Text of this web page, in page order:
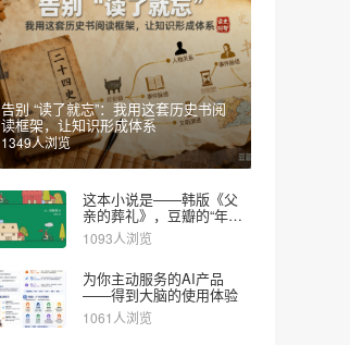
告别 “读了就忘”：我用这套历史书阅
读框架，让知识形成体系
1349人浏览
这本小说是——韩版《父
亲的葬礼》，豆瓣的“年度
图书”
1093人浏览
为你主动服务的AI产品
——得到大脑的使用体验
1061人浏览